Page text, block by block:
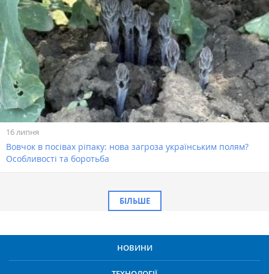
16 липня
Вовчок в посівах ріпаку: нова загроза українським полям?
Особливості та боротьба
БІЛЬШЕ
НОВИНИ